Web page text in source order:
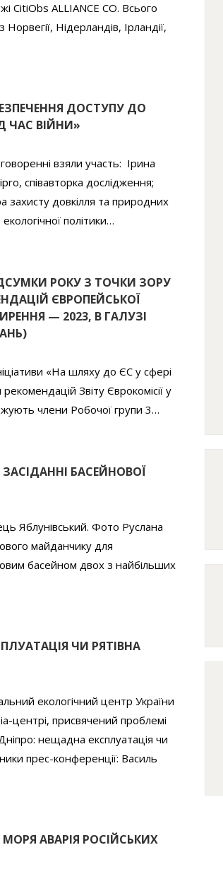
CitiObs ALLIANCE CO. Всього
Нідерландів, Ірландії,
ДОСТУПУ ДО
ЧАС ВІЙНИ»
взяли участь: Ірина
співавторка дослідження;
захисту довкілля та природних
політики…
РОКУ З ТОЧКИ ЗОРУ
ЄВРОПЕЙСЬКОЇ
— 2023, В ГАЛУЗІ
«На шляху до ЄС у сфері
Звіту Єврокомісії у
члени Робочої групи 3…
БАСЕЙНОВОЇ
Яблунівський. Фото Руслана
майданчику для
басейном двох з найбільших
ЧИ РЯТІВНА
екологічний центр України
центрі, присвячений проблемі
нещадна експлуатація чи
прес-конференції: Василь
АВАРІЯ РОСІЙСЬКИХ